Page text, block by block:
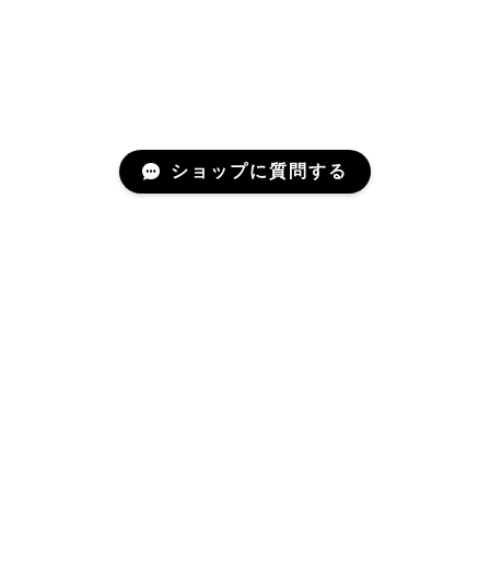
ショップに質問する